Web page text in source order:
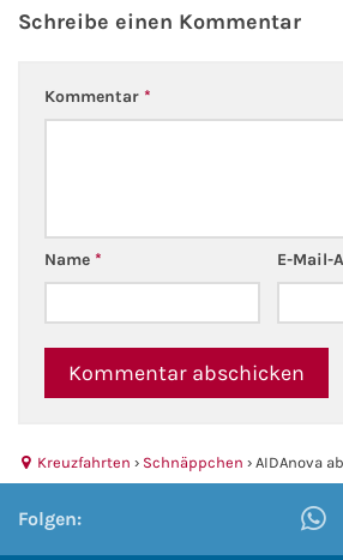
Schreibe einen Kommentar
Kommentar *
Name * E-Mail-
Kreuzfahrten › Schnäppchen › AIDAnova
Folgen: